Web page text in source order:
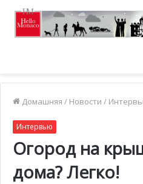
Домашняя / Новости /
Интервью
Огород на
дома? Легко!